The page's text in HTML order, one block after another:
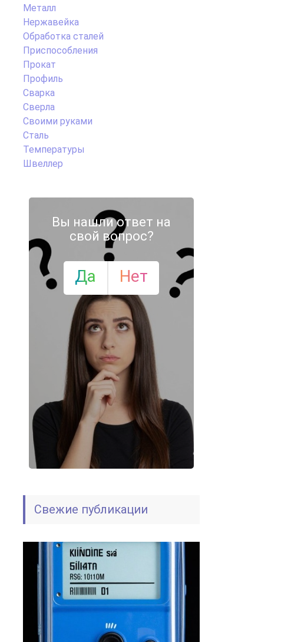
Металл
Нержавейка
Обработка сталей
Приспособления
Прокат
Профиль
Сварка
Сверла
Своими руками
Сталь
Температуры
Швеллер
Вы нашли ответ на
свой вопрос?
Да Нет
Свежие публикации